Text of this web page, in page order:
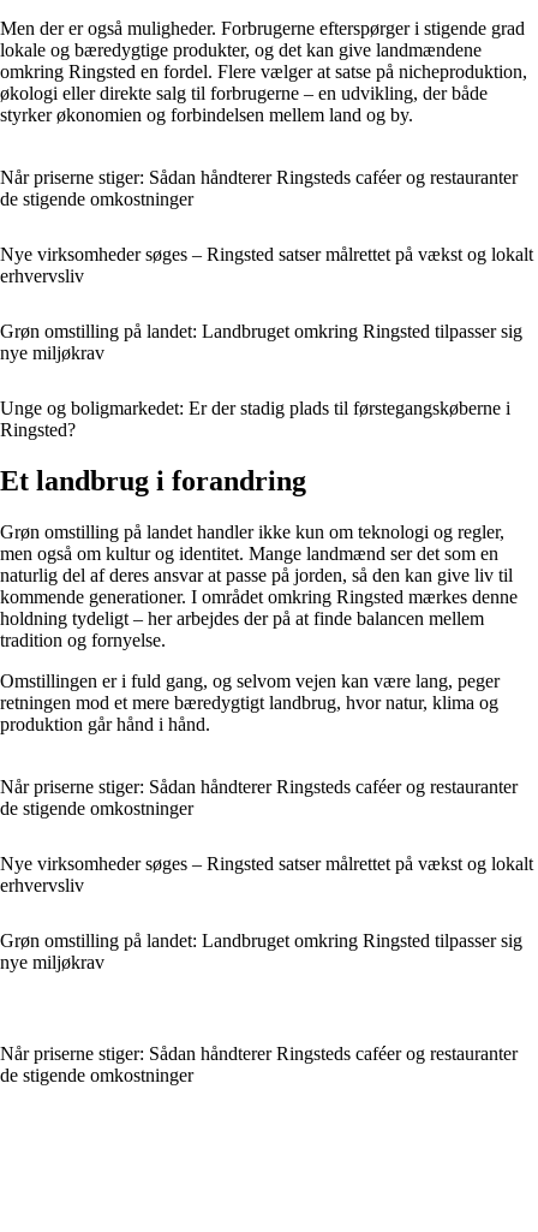
Men der er også muligheder. Forbrugerne efterspørger i stigende grad
lokale og bæredygtige produkter, og det kan give landmændene
omkring Ringsted en fordel. Flere vælger at satse på nicheproduktion,
økologi eller direkte salg til forbrugerne – en udvikling, der både
styrker økonomien og forbindelsen mellem land og by.
Når priserne stiger: Sådan håndterer Ringsteds caféer og restauranter
de stigende omkostninger
Nye virksomheder søges – Ringsted satser målrettet på vækst og lokalt
erhvervsliv
Grøn omstilling på landet: Landbruget omkring Ringsted tilpasser sig
nye miljøkrav
Unge og boligmarkedet: Er der stadig plads til førstegangskøberne i
Ringsted?
Et landbrug i forandring
Grøn omstilling på landet handler ikke kun om teknologi og regler,
men også om kultur og identitet. Mange landmænd ser det som en
naturlig del af deres ansvar at passe på jorden, så den kan give liv til
kommende generationer. I området omkring Ringsted mærkes denne
holdning tydeligt – her arbejdes der på at finde balancen mellem
tradition og fornyelse.
Omstillingen er i fuld gang, og selvom vejen kan være lang, peger
retningen mod et mere bæredygtigt landbrug, hvor natur, klima og
produktion går hånd i hånd.
Når priserne stiger: Sådan håndterer Ringsteds caféer og restauranter
de stigende omkostninger
Nye virksomheder søges – Ringsted satser målrettet på vækst og lokalt
erhvervsliv
Grøn omstilling på landet: Landbruget omkring Ringsted tilpasser sig
nye miljøkrav
Når priserne stiger: Sådan håndterer Ringsteds caféer og restauranter
de stigende omkostninger